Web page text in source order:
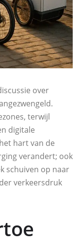
over
terwijl
digitale
hart van de
verandert; ook
schuiven op naar
verkeersdruk